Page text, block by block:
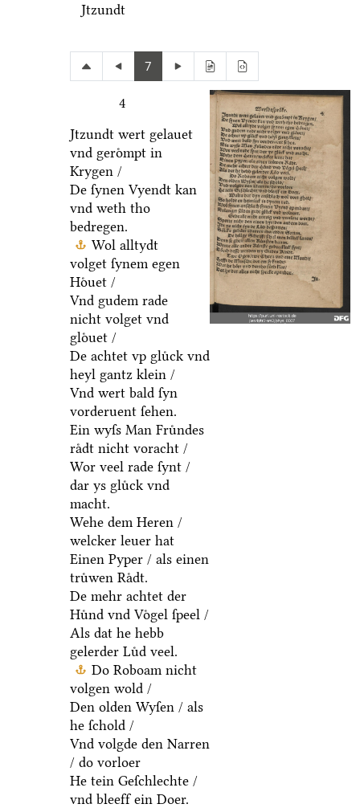
Jtzundt
7
4
Jtzundt wert gelauet
vnd geroͤmpt in
Krygen /
De ſynen Vyendt kan
vnd weth tho
bedregen.
Wol alltydt
volget ſynem egen
Hoͤuet /
Vnd gudem rade
nicht volget vnd
gloͤuet /
De achtet vp gluͤck vnd
heyl gantz klein /
Vnd wert bald ſyn
vorderuent ſehen.
Ein wyſs Man Fruͤndes
raͤdt nicht voracht /
Wor veel rade ſynt /
dar ys gluͤck vnd
macht.
Wehe dem Heren /
welcker leuer hat
Einen Pyper / als einen
truͤwen Raͤdt.
De mehr achtet der
Huͤnd vnd Voͤgel ſpeel /
Als dat he hebb
gelerder Luͤd veel.
Do Roboam nicht
volgen wold /
Den olden Wyſen / als
he ſchold /
Vnd volgde den Narren
/ do vorloer
He tein Geſchlechte /
vnd bleeff ein Doer.